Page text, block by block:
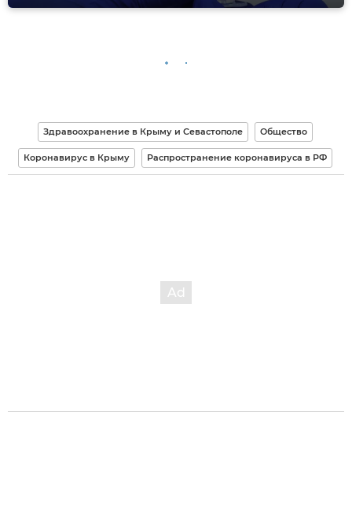
Здравоохранение в Крыму и Севастополе Общество
Коронавирус в Крыму Распространение коронавируса в РФ